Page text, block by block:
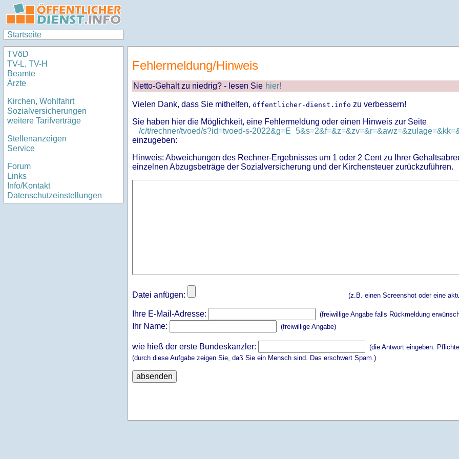
Startseite
TVöD
TV-L, TV-H
Beamte
Ärzte
Kirchen, Wohlfahrt
Sozialversicherungen
weitere Tarifverträge
Stellenanzeigen
Service
Forum
Links
Info/Kontakt
Datenschutzeinstellungen
Fehlermeldung/Hinweis
Netto-Gehalt zu niedrig? - lesen Sie hier!
Vielen Dank, dass Sie mithelfen, öffentlicher-dienst.info zu verbessern!
Sie haben hier die Möglichkeit, eine Fehlermeldung oder einen Hinweis zur Seite
/c/t/rechner/tvoed/s?id=tvoed-s-
einzugeben:
Hinweis: Abweichungen des Rechner-Ergebnisses um 1 oder 2 Cent zu Ihrer
einzelnen Abzugsbeträge der Sozialversicherung und der Kirchensteuer zurückzuführen.
Datei anfügen: (z.B. einen Screenshot oder eine
Ihre E-Mail-Adresse: (freiwillige Angabe falls Rückmeldung
Ihr Name: (freiwillige Angabe)
wie hieß der erste Bundeskanzler:
(die Antwort eingeben.
(durch diese Aufgabe zeigen Sie, daß Sie ein Mensch sind. Das erschwert Spam.)